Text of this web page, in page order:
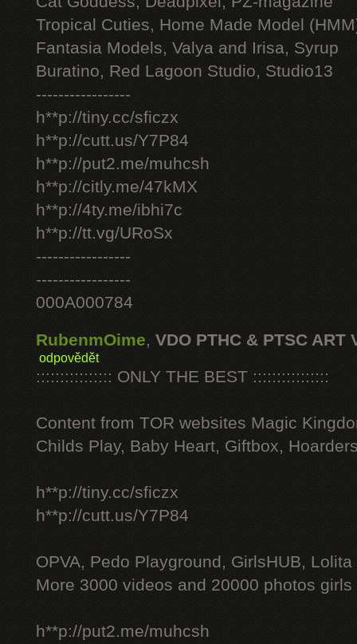
Tropical Cuties, Home Made Model
Fantasia Models, Valya and Irisa, Syrup
Buratino, Red Lagoon Studio, Studio13
-----------------
h**p://tiny.cc/sficzx
h**p://cutt.us/Y7P84
h**p://put2.me/muhcsh
h**p://citly.me/47kMX
h**p://4ty.me/ibhi7c
h**p://tt.vg/URoSx
-----------------
-----------------
000A000784
RubenmOime, VDO PTHC & PTSC ART
odpovědět
:::::::::::::::: ONLY THE BEST ::::::::::::::::
Content from TOR websites Magic
Childs Play, Baby Heart, Giftbox,
h**p://tiny.cc/sficzx
h**p://cutt.us/Y7P84
OPVA, Pedo Playground, GirlsHUB, Lolita
More 3000 videos and 20000 photos
h**p://put2.me/muhcsh